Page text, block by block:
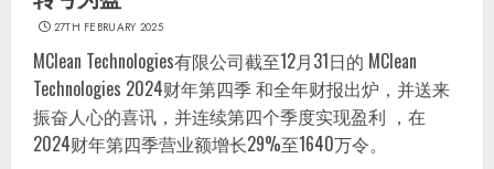
27TH FEBRUARY 2025
MClean Technologies有限公司截至12月31日的 MClean
Technologies 2024财年第四季 和全年财报出炉，并送来
振奋人心的喜讯，并连续第四个季度实现盈利 ，在
2024财年第四季营业额增长29%至1640万令。